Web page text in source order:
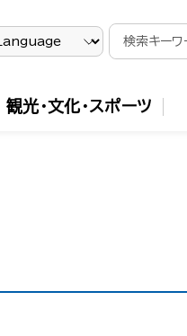
観光・文化・スポーツ